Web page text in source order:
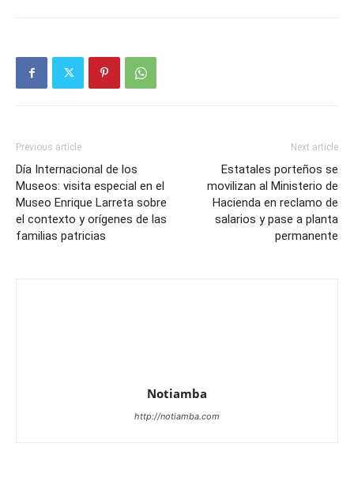
Previous article
Día Internacional de los
Museos: visita especial en el
Museo Enrique Larreta sobre
el contexto y orígenes de las
familias patricias
Next article
Estatales porteños se
movilizan al Ministerio de
Hacienda en reclamo de
salarios y pase a planta
permanente
Notiamba
http://notiamba.com